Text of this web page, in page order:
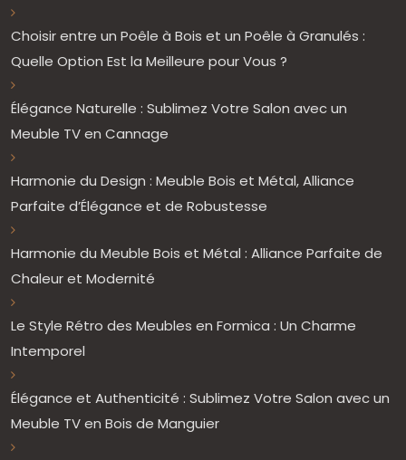
Choisir entre un Poêle à Bois et un Poêle à Granulés :
Quelle Option Est la Meilleure pour Vous ?
Élégance Naturelle : Sublimez Votre Salon avec un
Meuble TV en Cannage
Harmonie du Design : Meuble Bois et Métal, Alliance
Parfaite d’Élégance et de Robustesse
Harmonie du Meuble Bois et Métal : Alliance Parfaite de
Chaleur et Modernité
Le Style Rétro des Meubles en Formica : Un Charme
Intemporel
Élégance et Authenticité : Sublimez Votre Salon avec un
Meuble TV en Bois de Manguier